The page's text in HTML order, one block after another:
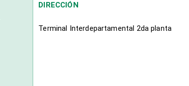
DIRECCIÓN
Terminal Interdepartamental 2da planta